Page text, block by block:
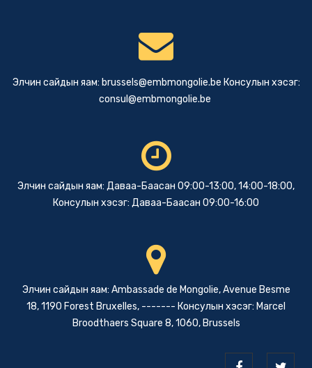
Элчин сайдын яам: brussels@embmongolie.be Консулын хэсэг:
consul@embmongolie.be
Элчин сайдын яам: Даваа-Баасан 09:00-13:00, 14:00-18:00,
Консулын хэсэг: Даваа-Баасан 09:00-16:00
Элчин сайдын яам: Ambassade de Mongolie, Avenue Besme
18, 1190 Forest Bruxelles, ------- Консулын хэсэг: Marcel
Broodthaers Square 8, 1060, Brussels